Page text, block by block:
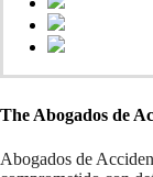
The Abogados de
Abogados de